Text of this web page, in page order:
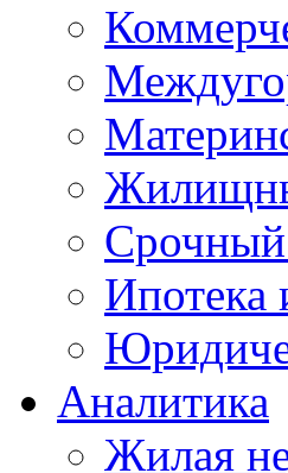
Ипотека
Аналитика
Жилая